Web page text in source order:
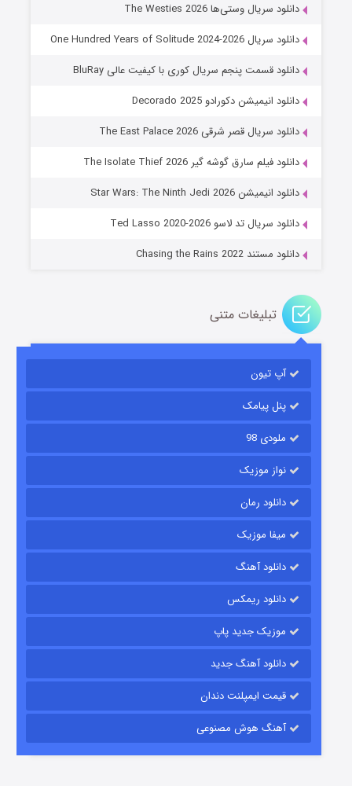
جادوگری در مغولستان
قسمت ۱۴ (زیرنویس) منتشر شد
قسمت
دانلود سریال وستی‌ها The Westies 2026
دانلود سریال One Hundred Years of Solitude 2024-2026
دانلود قسمت پنجم سریال کوری با کیفیت عالی BluRay
دانلود انیمیشن دکورادو Decorado 2025
دانلود سریال قصر شرقی The East Palace 2026
دانلود فیلم سارق گوشه گیر The Isolate Thief 2026
دانلود انیمیشن Star Wars: The Ninth Jedi 2026
دانلود سریال تد لاسو Ted Lasso 2020-2026
دانلود مستند Chasing the Rains 2022
تبلیغات متنی
آپ تیون
پنل پیامک
ملودی 98
نواز موزیک
دانلود رمان
میفا موزیک
دانلود آهنگ
دانلود ریمکس
موزیک جدید پاپ
دانلود آهنگ جدید
قیمت ایمپلنت دندان
آهنگ هوش مصنوعی